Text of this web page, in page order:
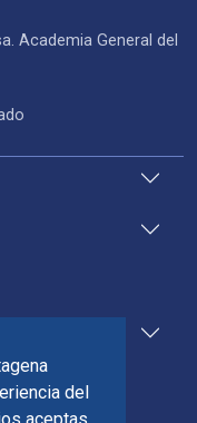
del
Academia General del